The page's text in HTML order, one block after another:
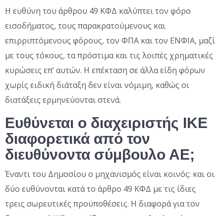
Η ευθύνη του άρθρου 49 ΚΦΔ καλύπτει τον φόρο
εισοδήματος, τους παρακρατούμενους και
επιρριπτόμενους φόρους, τον ΦΠΑ και τον ΕΝΦΙΑ, μαζί
με τους τόκους, τα πρόστιμα και τις λοιπές χρηματικές
κυρώσεις επ’ αυτών. Η επέκταση σε άλλα είδη φόρων
χωρίς ειδική διάταξη δεν είναι νόμιμη, καθώς οι
διατάξεις ερμηνεύονται στενά.
Ευθύνεται ο διαχειριστής ΙΚΕ
διαφορετικά από τον
διευθύνοντα σύμβουλο ΑΕ;
Έναντι του Δημοσίου ο μηχανισμός είναι κοινός: και οι
δύο ευθύνονται κατά το άρθρο 49 ΚΦΔ με τις ίδιες
τρεις σωρευτικές προϋποθέσεις. Η διαφορά για τον